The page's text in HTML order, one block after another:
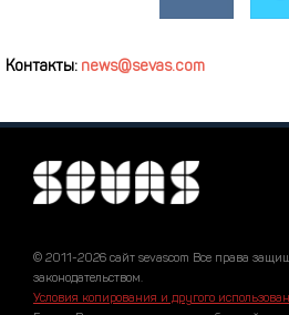
Контакты: news@sevas.com
© 2011-2026 сайт sevascom Все права
законодательством.
Условия копирования и другого